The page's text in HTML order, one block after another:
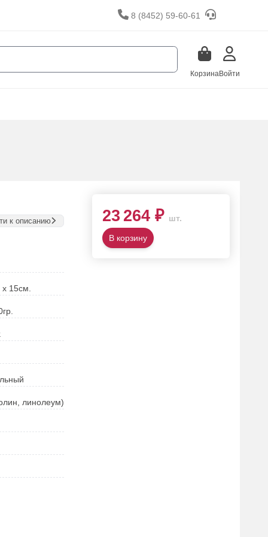
8 (8452) 59-60-61
КорзинаВойти
к описанию
х 15см.
гр.
линолеум)
23 264 ₽ шт.
В корзину